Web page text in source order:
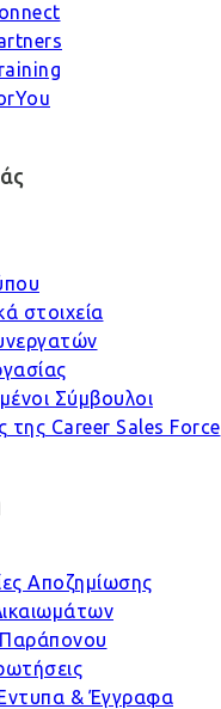
στοιχεία
Σύμβουλοι
της Career Sales Force
Αποζημίωσης
& Έγγραφα